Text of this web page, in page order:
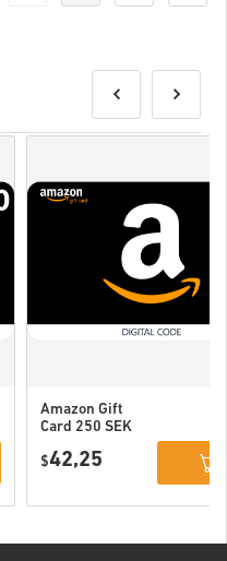
Amazon Gift
Card 250 SEK
$42,25